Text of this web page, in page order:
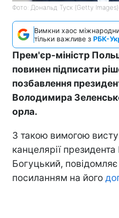
Фото: Дональд Туск (Getty Images)
Вимкни хаос
тільки важливе з РБК-
Прем'єр-міністр
повинен підписати
позбавлення
Володимира
орла.
З такою вимогою
канцелярії
Богуцький, повідомляє
посиланням на його